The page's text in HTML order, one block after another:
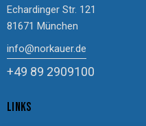
Echardinger Str. 121
81671 München
info@norkauer.de
+49 89 2909100
LINKS